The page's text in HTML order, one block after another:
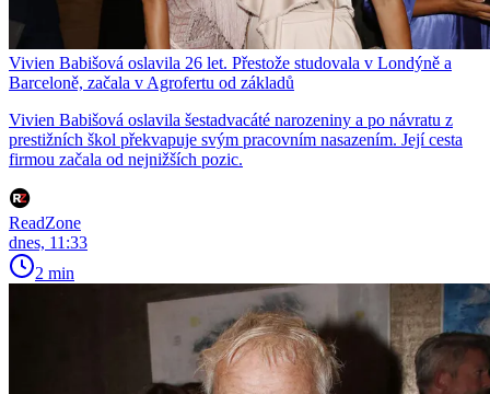
Vivien Babišová oslavila 26 let. Přestože studovala v Londýně a
Barceloně, začala v Agrofertu od základů
Vivien Babišová oslavila šestadvacáté narozeniny a po návratu z
prestižních škol překvapuje svým pracovním nasazením. Její cesta
firmou začala od nejnižších pozic.
ReadZone
dnes, 11:33
2 min